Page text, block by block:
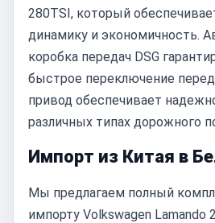
280TSI, который
динамику и экономичность.
коробка передач DSG
быстрое переключение
привод обеспечивает
различных типах дорожного
Импорт из Китая в
Мы предлагаем полный
импорту Volkswagen Lamando